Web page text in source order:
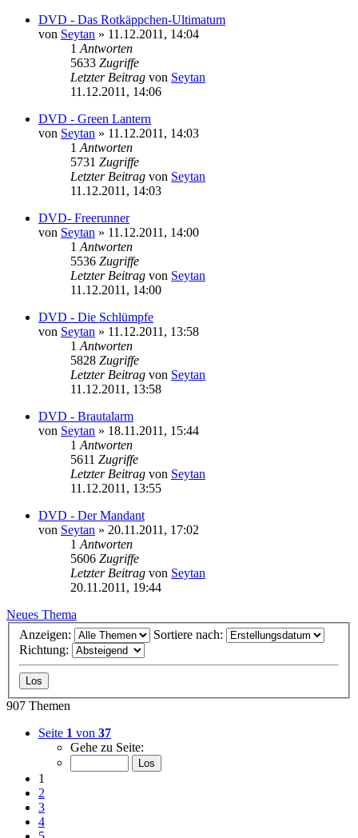
DVD - Das Rotkäppchen-Ultimatum
von Seytan » 11.12.2011, 14:04
1 Antworten
5633 Zugriffe
Letzter Beitrag von Seytan
11.12.2011, 14:06
DVD - Green Lantern
von Seytan » 11.12.2011, 14:03
1 Antworten
5731 Zugriffe
Letzter Beitrag von Seytan
11.12.2011, 14:03
DVD- Freerunner
von Seytan » 11.12.2011, 14:00
1 Antworten
5536 Zugriffe
Letzter Beitrag von Seytan
11.12.2011, 14:00
DVD - Die Schlümpfe
von Seytan » 11.12.2011, 13:58
1 Antworten
5828 Zugriffe
Letzter Beitrag von Seytan
11.12.2011, 13:58
DVD - Brautalarm
von Seytan » 18.11.2011, 15:44
1 Antworten
5611 Zugriffe
Letzter Beitrag von Seytan
11.12.2011, 13:55
DVD - Der Mandant
von Seytan » 20.11.2011, 17:02
1 Antworten
5606 Zugriffe
Letzter Beitrag von Seytan
20.11.2011, 19:44
Neues Thema
Anzeigen:
Sortiere nach:
Richtung:
907 Themen
Seite 1 von 37
Gehe zu Seite:
1
2
3
4